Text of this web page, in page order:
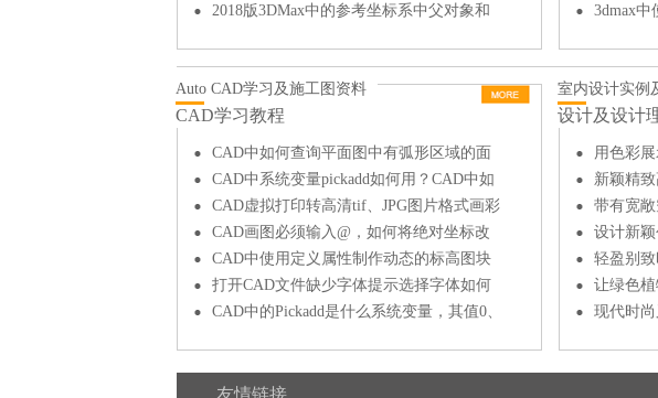
区别和使用
2018版3DMax中的参考坐标系中父对象和
来如何
3dmax
Auto CAD学习及施工图资料
CAD学习教程
CAD中如何查询平面图中有弧形区域的面
积和周长?
CAD中系统变量pickadd如何用？CAD中如
何减选？
CAD虚拟打印转高清tif、JPG图片格式画彩
平图
CAD画图必须输入@，如何将绝对坐标改
为相对坐标？
CAD中使用定义属性制作动态的标高图块
打开CAD文件缺少字体提示选择字体如何
解决？
CAD中的Pickadd是什么系统变量，其值0、
室内设计实例
设计及设计
用色彩
新颖精
带有宽
间设计
设计新
计
轻盈别
内设计
让绿色
设计
现代时
友情链接